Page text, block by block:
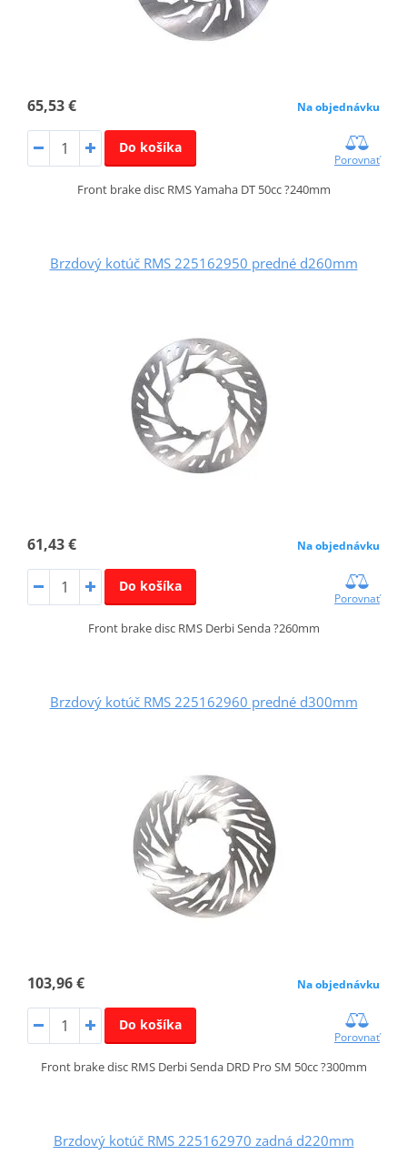
65,53 € Na objednávku
Do košíka
Porovnať
Front brake disc RMS Yamaha DT 50cc ?240mm
Brzdový kotúč RMS 225162950 predné d260mm
61,43 € Na objednávku
Do košíka
Porovnať
Front brake disc RMS Derbi Senda ?260mm
Brzdový kotúč RMS 225162960 predné d300mm
103,96 € Na objednávku
Do košíka
Porovnať
Front brake disc RMS Derbi Senda DRD Pro SM 50cc ?300mm
Brzdový kotúč RMS 225162970 zadná d220mm